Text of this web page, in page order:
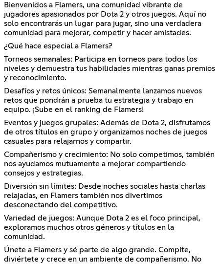
Bienvenidos a Flamers, una comunidad vibrante de
jugadores apasionados por Dota 2 y otros juegos. Aquí no
solo encontrarás un lugar para jugar, sino una verdadera
comunidad para mejorar, competir y hacer amistades.
¿Qué hace especial a Flamers?
Torneos semanales: Participa en torneos para todos los
niveles y demuestra tus habilidades mientras ganas premios
y reconocimiento.
Desafíos y retos únicos: Semanalmente lanzamos nuevos
retos que pondrán a prueba tu estrategia y trabajo en
equipo. ¡Sube en el ranking de Flamers!
Eventos y juegos grupales: Además de Dota 2, disfrutamos
de otros títulos en grupo y organizamos noches de juegos
casuales para relajarnos y compartir.
Compañerismo y crecimiento: No solo competimos, también
nos ayudamos mutuamente a mejorar compartiendo
consejos y estrategias.
Diversión sin límites: Desde noches sociales hasta charlas
relajadas, en Flamers también nos divertimos
desconectando del competitivo.
Variedad de juegos: Aunque Dota 2 es el foco principal,
exploramos muchos otros géneros y títulos en la
comunidad.
Únete a Flamers y sé parte de algo grande. Compite,
diviértete y crece en un ambiente de compañerismo. No